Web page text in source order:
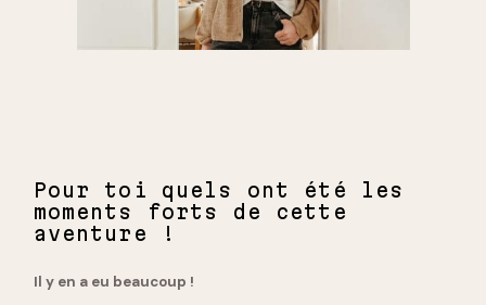
Pour toi quels ont été les
moments forts de cette
aventure !
Il y en a eu beaucoup !